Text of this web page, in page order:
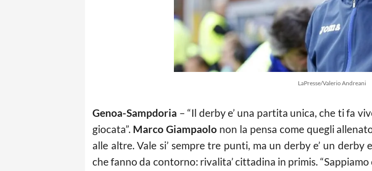
LaPresse/Valerio Andreani
Genoa-Sampdoria – “Il derby e’ una partita unica, che ti fa
giocata”. Marco Giampaolonon la pensa come quegli
alle altre. Vale si’ sempre tre punti, ma un derby e’ un
che fanno da contorno: rivalita’ cittadina in primis.